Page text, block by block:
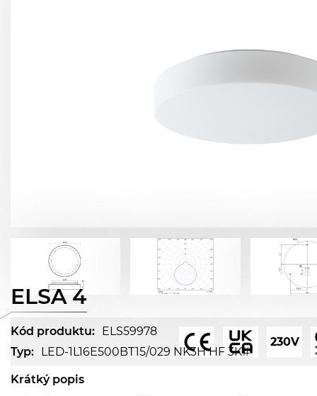
ELSA 4
Kód produktu: ELS59978
Typ: LED-1L16E500BT15/029 NK3H HF 3K#
Krátký popis
230V